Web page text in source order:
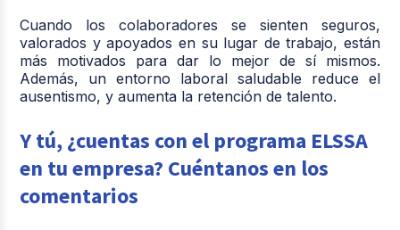
Cuando los colaboradores se sienten seguros,
valorados y apoyados en su lugar de trabajo, están
más motivados para dar lo mejor de sí mismos.
Además, un entorno laboral saludable reduce el
ausentismo, y aumenta la retención de talento.
Y tú, ¿cuentas con el programa ELSSA
en tu empresa? Cuéntanos en los
comentarios